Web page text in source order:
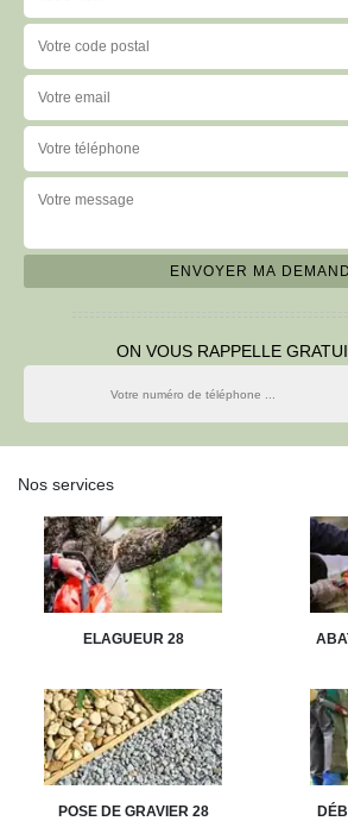
ON VOUS RAPPELLE
Nos services
ELAGUEUR 28
POSE DE GRAVIER 28